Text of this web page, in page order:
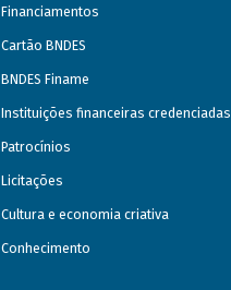
Financiamentos
Cartão BNDES
BNDES Finame
Instituições financeiras credenciadas
Patrocínios
Licitações
Cultura e economia criativa
Conhecimento